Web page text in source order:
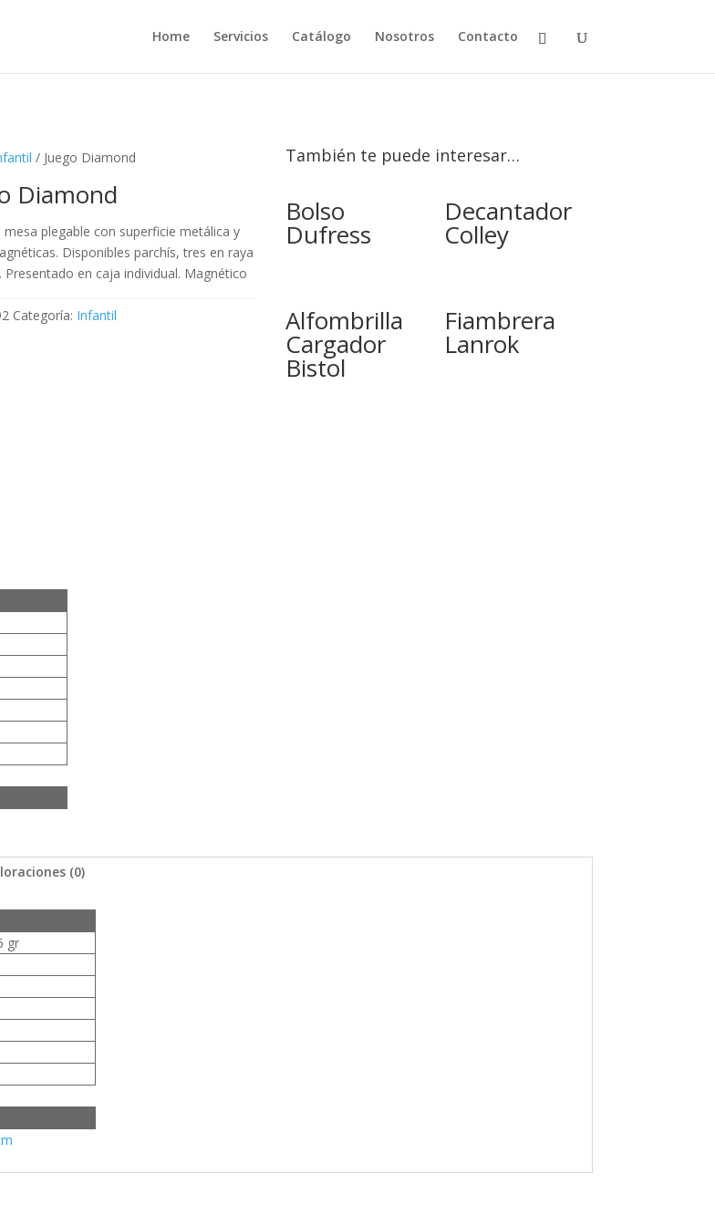
Home Servicios Catálogo Nosotros Contacto
/ Juego Diamond
Diamond
mesa plegable con superficie metálica y
Disponibles parchís, tres en raya
Presentado en caja individual. Magnético
Categoría: Infantil
También te puede interesar…
Bolso
Dufress
Decantador
Colley
Alfombrilla
Cargador
Bistol
Fiambrera
Lanrok
(0)
gr